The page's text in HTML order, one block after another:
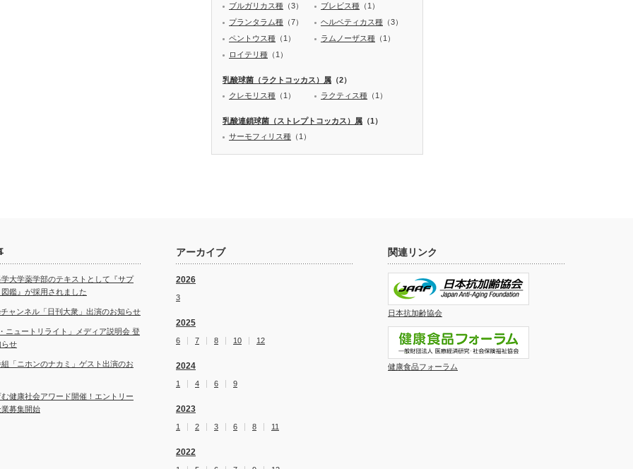
ブルガリカス種 （3） ブレビス種 （1）
プランタラム種 （7） ヘルベティカス種 （3）
ペントウス種 （1） ラムノーザス種 （1）
ロイテリ種 （1）
乳酸球菌（ラクトコッカス）属 （2）
クレモリス種 （1） ラクティス種 （1）
乳酸連鎖球菌（ストレプトコッカス）属 （1）
サーモフィリス種 （1）
大学薬学部のテキストとして『サプ
図鑑』が採用されました
ャンネル「日刊大衆」出演のお知らせ
ニュートリライト」メディア説明会 登
らせ
組「ニホンのナカミ」ゲスト出演のお
健康社会アワード開催！エントリー
業募集開始
アーカイブ
2026
3
2025
6 7 8 10 12
2024
1 4 6 9
2023
1 2 3 6 8 11
2022
関連リンク
日本抗加齢協会
健康食品フォーラム